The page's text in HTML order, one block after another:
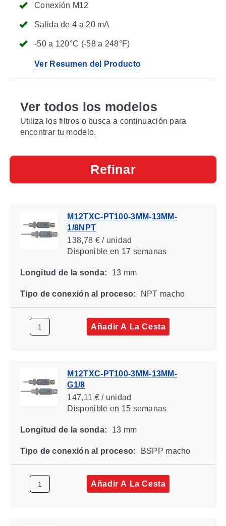
Conexión M12
Salida de 4 a 20 mA
-50 a 120°C (-58 a 248°F)
Ver Resumen del Producto
Ver todos los modelos
Utiliza los filtros o busca a continuación para
encontrar tu modelo.
Refinar
M12TXC-PT100-3MM-13MM-
1/8NPT
138,78 € / unidad
Disponibleen 17 semanas
Longitud de la sonda: 13 mm
Tipo de conexión al proceso: NPT macho
Añadir A La Cesta
M12TXC-PT100-3MM-13MM-
G1/8
147,11 € / unidad
Disponibleen 15 semanas
Longitud de la sonda: 13 mm
Tipo de conexión al proceso: BSPP macho
Añadir A La Cesta